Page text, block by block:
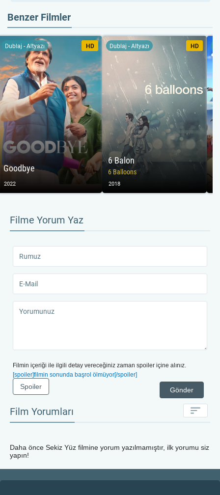
Benzer Filmler
Goodbye
Dublaj - Altyazı HD
2022
6 Balon
6 Balloons
Dublaj - Altyazı HD
2018
Filme Yorum Yaz
Filmin içeriği ile ilgili detay vereceğiniz zaman spoiler içine alınız.
[spoiler]filmin sonunda başrol ölmüyor[/spoiler]
Gönder
Spoiler
Film Yorumları
Daha önce Sekiz Yüz filmine yorum yazılmamıştır, ilk yorumu siz
yapın!